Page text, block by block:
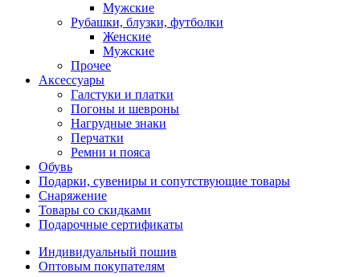
Мужские
Рубашки, блузки, футболки
Женские
Мужские
Прочее
Аксессуары
Галстуки и платки
Погоны и шевроны
Нагрудные знаки
Перчатки
Ремни и пояса
Обувь
Подарки, сувениры и сопутствующие товары
Снаряжение
Товары со скидками
Подарочные сертификаты
Индивидуальный пошив
Оптовым покупателям